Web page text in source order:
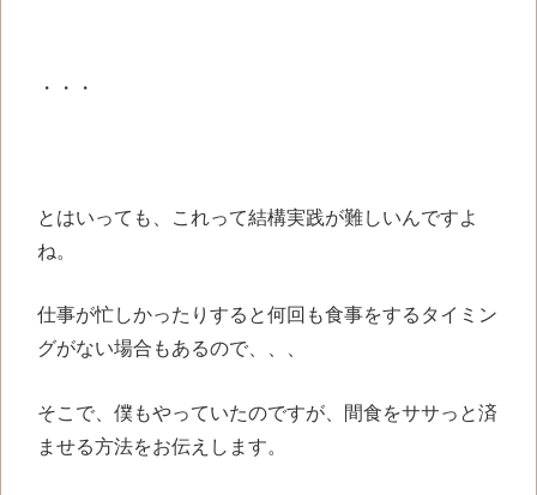
・・・
とはいっても、これって結構実践が難しいんですよ
ね。
仕事が忙しかったりすると何回も食事をするタイミン
グがない場合もあるので、、、
そこで、僕もやっていたのですが、間食をササっと済
ませる方法をお伝えします。